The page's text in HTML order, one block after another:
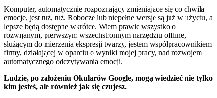
Komputer, automatycznie rozpoznający zmieniające się co chwila
emocje, jest tuż, tuż. Robocze lub niepełne wersje są już w użyciu, a
lepsze będą dostępne wkrótce. Wiem prawie wszystko o
rozwijanym, pierwszym wszechstronnym narzędziu offline,
służącym do mierzenia ekspresji twarzy, jestem współpracownikiem
firmy, działającej w oparciu o wyniki mojej pracy, nad rozwojem
automatycznego odczytywania emocji.
Ludzie, po założeniu Okularów Google, mogą wiedzieć nie tylko
kim jesteś, ale również jak się czujesz.